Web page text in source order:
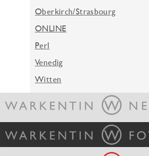
Oberkirch/Strasbourg
ONLINE
Perl
Venedig
Witten